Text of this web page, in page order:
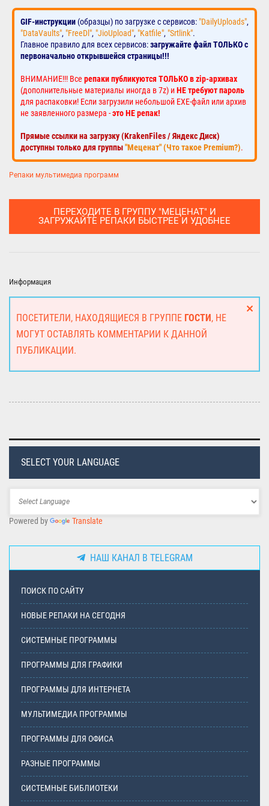
GIF-инструкции (образцы) по загрузке с сервисов: "DailyUploads",
"DataVaults", "FreeDl", "JioUpload", "Katfile", "Srtlink".
Главное правило для всех сервисов:загружайте файл ТОЛЬКО с
первоначально открывшейся страницы!!!
ВНИМАНИЕ!!! Все репаки публикуются ТОЛЬКО в zip-архивах
(дополнительные материалы иногда в 7z) иНЕ требуют пароль
для распаковки! Если загрузили небольшой EXE-файл или архив
не заявленного размера -это НЕ репак!
Прямые ссылки на загрузку (KrakenFiles / Яндекс Диск)
доступны только для группы"Меценат" (Что такое Premium?).
Репаки мультимедиа программ
ПЕРЕХОДИТЕ В ГРУППУ "МЕЦЕНАТ" И
ЗАГРУЖАЙТЕ РЕПАКИ БЫСТРЕЕ И УДОБНЕЕ
Информация
ПОСЕТИТЕЛИ, НАХОДЯЩИЕСЯ В ГРУППЕ ГОСТИ, НЕ
МОГУТ ОСТАВЛЯТЬ КОММЕНТАРИИ К ДАННОЙ
ПУБЛИКАЦИИ.
SELECT YOUR LANGUAGE
Powered by Translate
НАШ КАНАЛ В TELEGRAM
ПОИСК ПО САЙТУ
НОВЫЕ РЕПАКИ НА СЕГОДНЯ
СИСТЕМНЫЕ ПРОГРАММЫ
ПРОГРАММЫ ДЛЯ ГРАФИКИ
ПРОГРАММЫ ДЛЯ ИНТЕРНЕТА
МУЛЬТИМЕДИА ПРОГРАММЫ
ПРОГРАММЫ ДЛЯ ОФИСА
РАЗНЫЕ ПРОГРАММЫ
СИСТЕМНЫЕ БИБЛИОТЕКИ